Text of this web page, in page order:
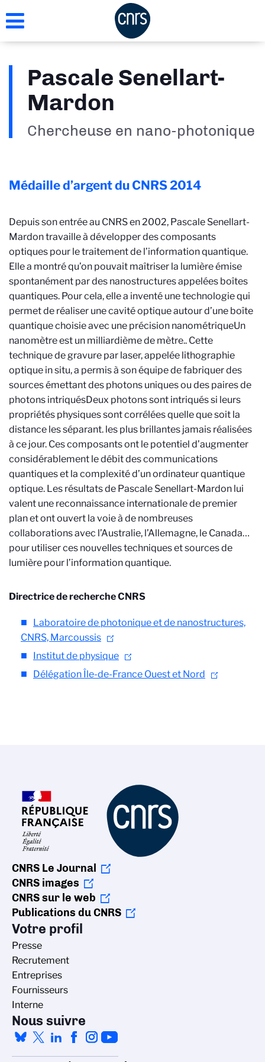
au
Pascale Senellart-
Mardon
Chercheuse en nano-photonique
Médaille d’argent du CNRS2014
Depuis son entrée au CNRS en 2002, Pascale Senellart-
Mardon travaille à développer des composants
optiques pour le traitement de l’information quantique.
Elle a montré qu’on pouvait maîtriser la lumière émise
spontanément par des nanostructures appelées boîtes
quantiques. Pour cela, elle a inventé une technologie qui
permet de réaliser une cavité optique autour d’une boîte
quantique choisie avec une précision nanométriqueUn
nanomètre est un milliardième de mètre.. Cette
technique de gravure par laser, appelée lithographie
optique in situ, a permis à son équipe de fabriquer des
sources émettant des photons uniques ou des paires de
photons intriquésDeux photons sont intriqués si leurs
propriétés physiques sont corrélées quelle que soit la
distance les séparant. les plus brillantes jamais réalisées
à ce jour. Ces composants ont le potentiel d’augmenter
considérablement le débit des communications
quantiques et la complexité d’un ordinateur quantique
optique. Les résultats de Pascale Senellart-Mardon lui
valent une reconnaissance internationale de premier
plan et ont ouvert la voie à de nombreuses
collaborations avec l’Australie, l’Allemagne, le Canada…
pour utiliser ces nouvelles techniques et sources de
lumière pour l’information quantique.
Directrice de recherche CNRS
Laboratoire de photonique et de nanostructures,
CNRS, Marcoussis
Institut de physique
Délégation Île-de-France Ouest et Nord
CNRS Le Journal
CNRS images
CNRS sur le web
Publications du CNRS
Votre profil
Presse
Recrutement
Entreprises
Fournisseurs
Interne
Nous suivre